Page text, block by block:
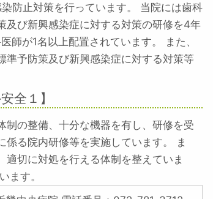
防止対策を行っています。 当院には歯科
及び新興感染症に対する対策の研修を4年
師が1名以上配置されています。 また、
準予防策及び新興感染症に対する対策等
全１】
の整備、十分な機器を有し、研修を受
る院内研修等を実施しています。 ま
切に対処を行える体制を整えていま
ます。